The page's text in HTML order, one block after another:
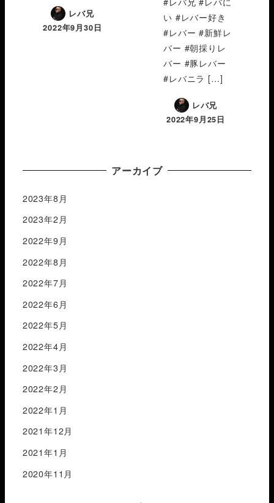
レバ兄
2022年9月30日
い #レバー好き
#レバー #新鮮レ
バー #朝採りレ
バー #豚レバー
#レバニラ […]
レバ兄
2022年9月25日
アーカイブ
2023年8月
2023年2月
2022年9月
2022年8月
2022年7月
2022年6月
2022年5月
2022年4月
2022年3月
2022年2月
2022年1月
2021年12月
2021年1月
2020年11月